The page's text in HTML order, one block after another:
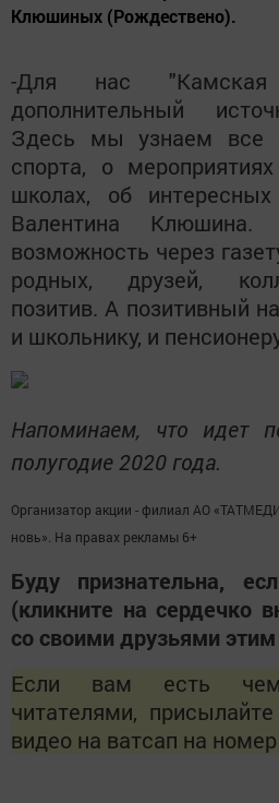
Клюшиных (Рождествено).
-Для нас
дополнительный
Здесь мы узнаем все
спорта, о
школах, об
Валентина
возможность через
родных, друзей,
позитив. А позитивный
и школьнику, и
Напоминаем, что идет
полугодие 2020 года.
Организатор акции - филиал АО
новь». На правах рекламы 6+
Буду признательна,
(кликните на сердечко
со своими друзьями
Если вам есть
читателями,
видео на ватсап на